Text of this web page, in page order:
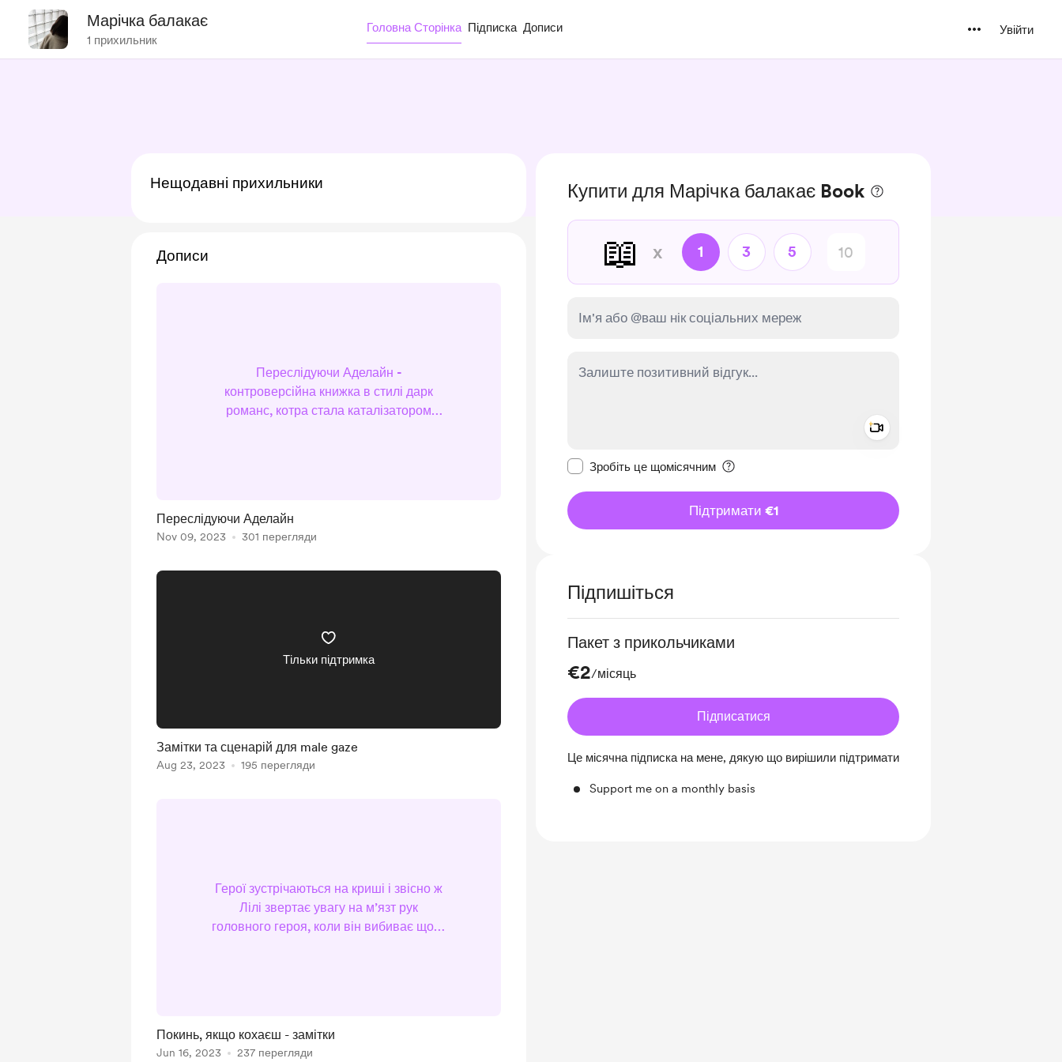
Марічка балакає
1 прихильник
Головна Сторінка Підписка Дописи Увійти
Купити для Марічка балакає Book
📖 x 1 3 5
Зробіть це щомісячним
Підтримати €1
Підпишіться
Пакет з прикольчиками
€2/місяць
Підписатися
Це місячна підписка на мене, дякую що вирішили підтримати
Support me on a monthly basis
Нещодавні прихильники
Дописи
Переслідуючи Аделайн -
контроверсійна книжка в стилі дарк
романс, котра стала каталізатором
Переслідуючи Аделайн
Nov 09, 2023 301 перегляди
Тільки підтримка
Замітки та сценарій для male gaze
Aug 23, 2023 195 перегляди
Герої зустрічаються на криші і звісно ж
Лілі звертає увагу на м’язт рук
головного героя, коли він вибиває щось
Покинь, якщо кохаєш - замітки
Jun 16, 2023 237 перегляди